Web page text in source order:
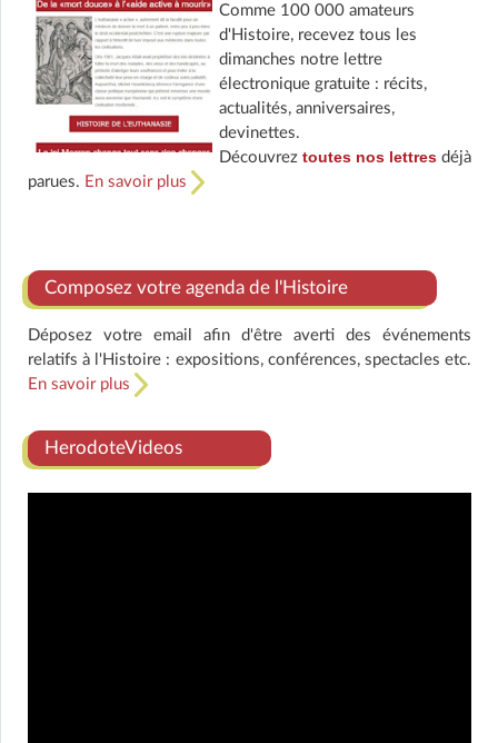
Comme 100 000 amateurs
d'Histoire, recevez tous les
dimanches notre lettre
électronique gratuite : récits,
actualités, anniversaires,
devinettes.
Découvrez toutes nos lettresdéjà
parues. En savoir plus
Composez votre agenda de l'Histoire
Déposez votre email afin d'être averti des événements
relatifs à l'Histoire : expositions, conférences, spectacles etc.
En savoir plus
HerodoteVideos